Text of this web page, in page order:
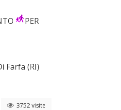
PER
Farfa (RI)
3752 visite